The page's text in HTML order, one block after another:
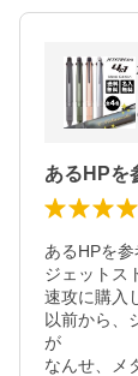
あるHPを参
ジェットス
速攻に購入
以前から、
が
なんせ、メ